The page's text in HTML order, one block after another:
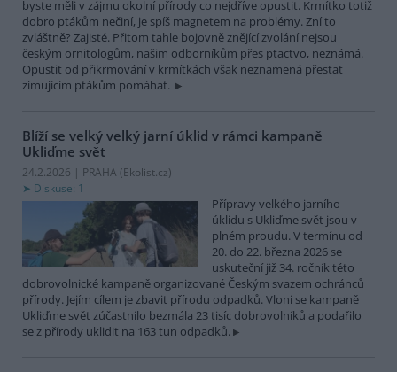
byste měli v zájmu okolní přírody co nejdříve opustit. Krmítko totiž
dobro ptákům nečiní, je spíš magnetem na problémy. Zní to
zvláštně? Zajisté. Přitom tahle bojovně znějící zvolání nejsou
českým ornitologům, našim odborníkům přes ptactvo, neznámá.
Opustit od přikrmování v krmítkách však neznamená přestat
zimujícím ptákům pomáhat.
Blíží se velký velký jarní úklid v rámci kampaně
Ukliďme svět
24.2.2026 | PRAHA (Ekolist.cz)
Diskuse: 1
Přípravy velkého jarního
úklidu s Ukliďme svět jsou v
plném proudu. V termínu od
20. do 22. března 2026 se
uskuteční již 34. ročník této
dobrovolnické kampaně organizované Českým svazem ochránců
přírody. Jejím cílem je zbavit přírodu odpadků. Vloni se kampaně
Ukliďme svět zúčastnilo bezmála 23 tisíc dobrovolníků a podařilo
se z přírody uklidit na 163 tun odpadků.